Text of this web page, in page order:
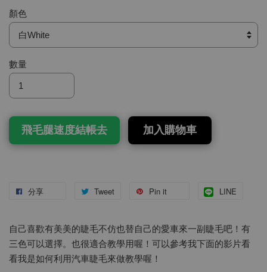
顏色
數量
飛毛腿速度結帳去 加入購物車
分享 Tweet Pin it LINE
自己喜歡有美美的睫毛不仿也替自己的愛車來一副睫毛吧！有
三色可以選擇。也很適合教學用喔！可以參考我下面的影片看
看我是如何利用汽車睫毛來做教學喔！